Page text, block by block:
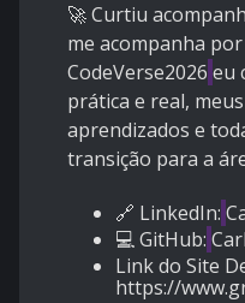
🚀 Curtiu
me acompanha
CodeVerse2026 eu
prática e real,
aprendizados e
transição para a
🔗 LinkedIn:
💻 GitHub:
Link do Site
https://